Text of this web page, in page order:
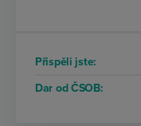
Přispěli jste:
Dar od ČSOB: